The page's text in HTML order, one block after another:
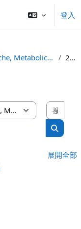
登入
Dipartimento di Scienze Biomediche, Metaboliche e Neuroscienze 2021
搜尋課
展開全部